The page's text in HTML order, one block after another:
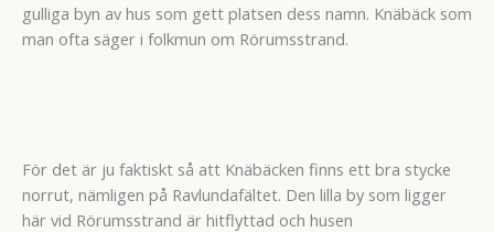
gulliga byn av hus som gett platsen dess namn. Knäbäck som
man ofta säger i folkmun om Rörumsstrand.
För det är ju faktiskt så att Knäbäcken finns ett bra stycke
norrut, nämligen på Ravlundafältet. Den lilla by som ligger
här vid Rörumsstrand är hitflyttad och husen